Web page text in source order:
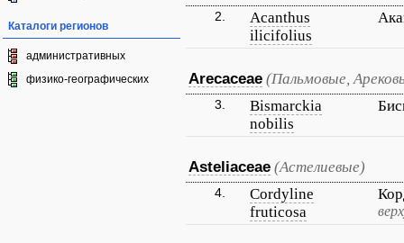
Каталоги регионов
административных
физико-географических
2.
Acanthus
ilicifolius
Arecaceae (Пальмовые,
3.
Bismarckia
nobilis
Asteliaceae (Астелиевые)
4.
Cordyline
fruticosa